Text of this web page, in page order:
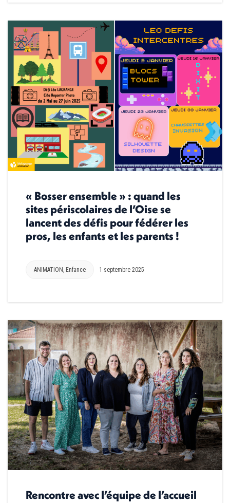
« Bosser ensemble » : quand les
sites périscolaires de l’Oise se
lancent des défis pour fédérer les
pros, les enfants et les parents !
ANIMATION Enfance 1 septembre 2025
Rencontre avec l’équipe de l’accueil